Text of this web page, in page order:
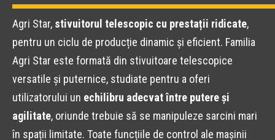
Agri Star, stivuitorul telescopic cu prestații ridicate,
pentru un ciclu de producție dinamic și eficient. Familia
Agri Star este formată din stivuitoare telescopice
versatile și puternice, studiate pentru a oferi
utilizatorului un echilibru adecvat între putere și
agilitate, oriunde trebuie să se manipuleze sarcini mari
în spații limitate. Toate funcțiile de control ale mașinii